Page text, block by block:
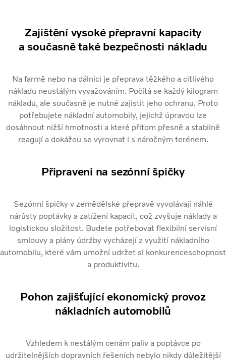
Zajištění vysoké přepravní kapacity
a současně také bezpečnosti nákladu
Na farmě nebo na dálnici je přeprava těžkého a citlivého
nákladu neustálým vyvažováním. Počítá se každý kilogram
nákladu, ale současně je nutné zajistit jeho ochranu. Proto
potřebujete nákladní automobily, jejichž úpravou lze
dosáhnout nižší hmotnosti a které přitom přesně a stabilně
reagují a dokážou se vyrovnat i s náročným terénem.
Připraveni na sezónní špičky
Sezónní špičky v zemědělské přepravě vyvolávají náhlé
nárůsty poptávky a zatížení kapacit, což zvyšuje náklady a
logistickou složitost. Budete potřebovat flexibilní servisní
smlouvy a plány údržby vycházejí z využití nákladního
automobilu, které vám umožní udržet si konkurenceschopnost
a produktivitu.
Pohon zajišťující ekonomický provoz
nákladních automobilů
Vzhledem k nestálým cenám paliv a poptávce po
udržitelnějších dopravních řešeních nebylo nikdy důležitější